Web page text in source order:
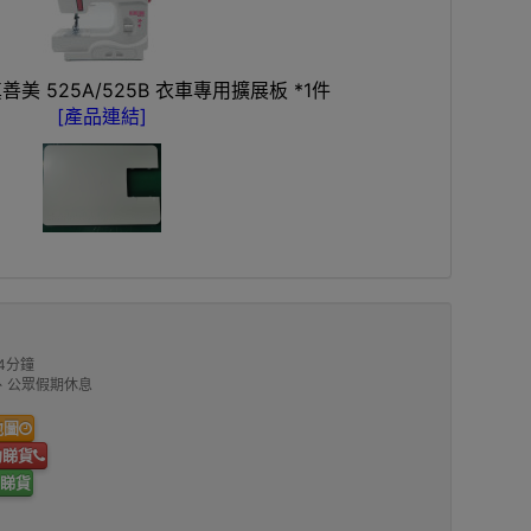
美 525A/525B 衣車專用擴展板 *1件
[產品連結]
分鐘
眾假期休息
貨
貨